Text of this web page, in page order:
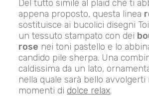
Del tutto simile al plaid che ti
appena proposto, questa linea
sostituisce ai bucolici disegni
un tessuto stampato con dei
rose nei toni pastello e lo
candido pile sherpa. Una
caldissima da un lato,
nella quale sarà bello avvolgerti
momenti di dolce relax.